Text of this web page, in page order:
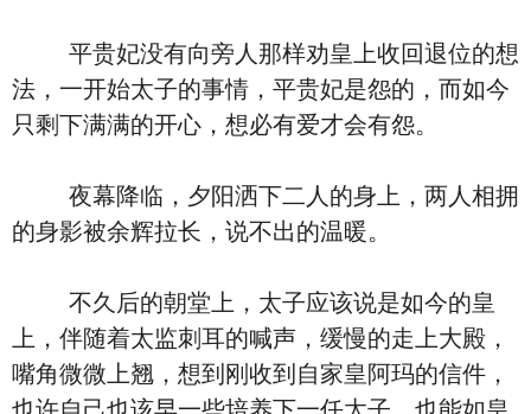
平贵妃没有向旁人那样劝皇上收回退位的想
法，一开始太子的事情，平贵妃是怨的，而如今
只剩下满满的开心，想必有爱才会有怨。
夜幕降临，夕阳洒下二人的身上，两人相拥
的身影被余辉拉长，说不出的温暖。
不久后的朝堂上，太子应该说是如今的皇
上，伴随着太监刺耳的喊声，缓慢的走上大殿，
嘴角微微上翘，想到刚收到自家皇阿玛的信件，